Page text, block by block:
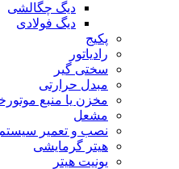
دیگ چگالشی
دیگ فولادی
پکیج
رادیاتور
سختی گیر
مبدل حرارتی
مخزن یا منبع
مشعل
نصب و تعمیر
هیتر گرمایشی
یونیت هیتر